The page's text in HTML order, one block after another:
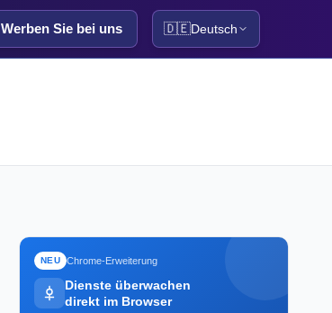
Werben Sie bei uns 🇩🇪Deutsch
NEU Chrome-Erweiterung
Dienste überwachen
direkt im Browser